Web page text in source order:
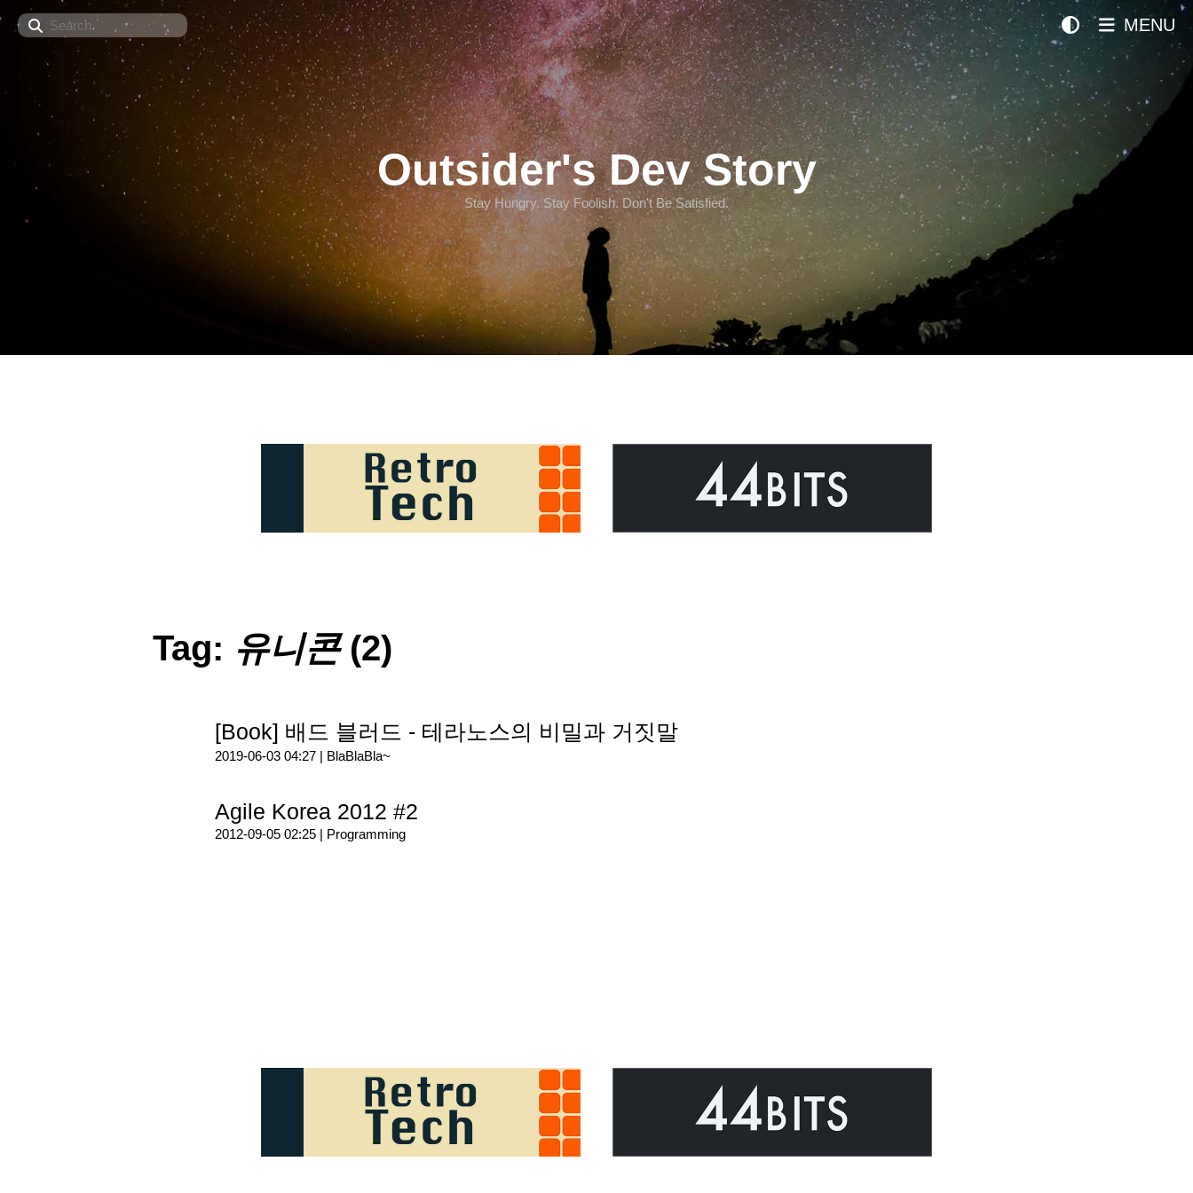
Search
Outsider's Dev Story
Stay Hungry. Stay Foolish. Don't Be Satisfied.
MENU
Tag: 유니콘(2)
[Book] 배드 블러드 - 테라노스의 비밀과 거짓말
2019-06-03 04:27 | BlaBlaBla~
Agile Korea 2012 #2
2012-09-05 02:25 | Programming